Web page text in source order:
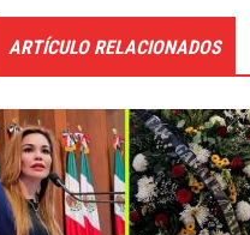
ARTÍCULO RELACIONADOS